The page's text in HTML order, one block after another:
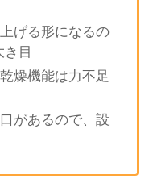
げる形になるの
目
燥機能は力不足
があるので、設